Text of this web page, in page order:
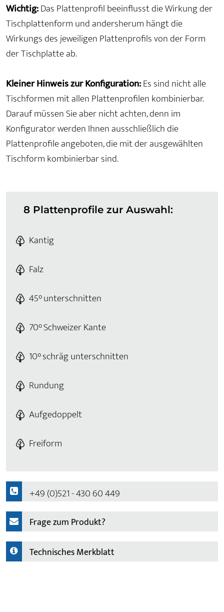
Wichtig:Das Plattenprofil beeinflusst die Wirkung der
Tischplattenform und andersherum hängt die
Wirkungs des jeweiligen Plattenprofils von der Form
der Tischplatte ab.
Kleiner Hinweis zur Konfiguration:Es sind nicht alle
Tischformen mit allen Plattenprofilen kombinierbar.
Darauf müssen Sie aber nicht achten, denn im
Konfigurator werden Ihnen ausschließlich die
Plattenprofile angeboten, die mit der ausgewählten
Tischform kombinierbar sind.
8 Plattenprofile zur Auswahl:
Kantig
Falz
45° unterschnitten
70° Schweizer Kante
10° schräg unterschnitten
Rundung
Aufgedoppelt
Freiform
+49 (0)521 - 430 60 449
Frage zum Produkt?
Technisches Merkblatt